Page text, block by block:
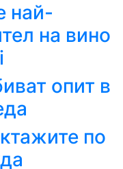
най-
на вино
опит в
по